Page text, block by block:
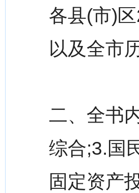
各县(市)
以及全市
二、全书
综合;3.国
固定资产